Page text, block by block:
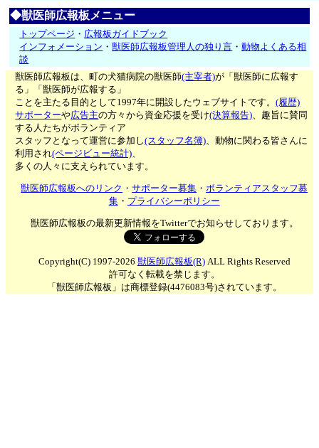
◆獣医師広報板メニュー
トップページ ・ 広報板ガイドブック
インフォメーション ・獣医師広報板管理人の独り言 ・動物よくある相
談
獣医師広報板は、町の犬猫病院の獣医師(主宰者)が「獣医師に広報す
る」「獣医師が広報する」
ことを主たる目的として1997年に開設したウェブサイトです。(履歴)
サポーターや広告主の方々から資金応援を受け(決算報告)、趣旨に賛同
する人たちがボランティア
スタッフとなって運営に参加し(スタッフ名簿)、動物に関わる皆さんに
利用され(ページビュー統計)、
多くの人々に支えられています。
獣医師広報板へのリンク ・サポーター募集 ・ボランティアスタッフ募
集・ プライバシーポリシー
獣医師広報板の最新更新情報をTwitterでお知らせしております。
Copyright(C) 1997-2026 獣医師広報板(R)ALL Rights Reserved
許可なく転載を禁じます。
「獣医師広報板」は商標登録(4476083号)されています。